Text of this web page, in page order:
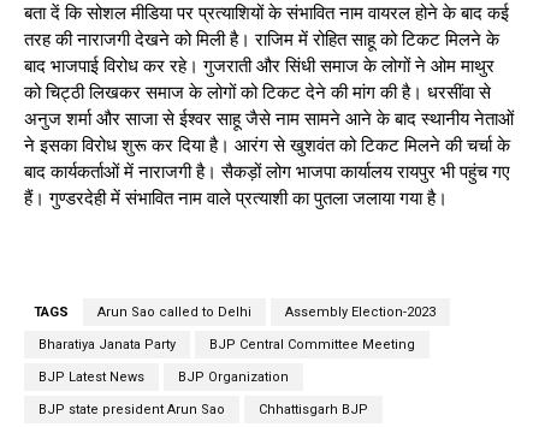
बता दें कि सोशल मीडिया पर प्रत्याशियों के संभावित नाम वायरल होने के बाद कई
तरह की नाराजगी देखने को मिली है। राजिम में रोहित साहू को टिकट मिलने के
बाद भाजपाई विरोध कर रहे। गुजराती और सिंधी समाज के लोगों ने ओम माथुर
को चिट्ठी लिखकर समाज के लोगों को टिकट देने की मांग की है। धरसींवा से
अनुज शर्मा और साजा से ईश्वर साहू जैसे नाम सामने आने के बाद स्थानीय नेताओं
ने इसका विरोध शुरू कर दिया है। आरंग से खुशवंत को टिकट मिलने की चर्चा के
बाद कार्यकर्ताओं में नाराजगी है। सैकड़ों लोग भाजपा कार्यालय रायपुर भी पहुंच गए
हैं। गुण्डरदेही में संभावित नाम वाले प्रत्याशी का पुतला जलाया गया है।
TAGS Arun Sao called to Delhi Assembly Election-2023
Bharatiya Janata Party BJP Central Committee Meeting
BJP Latest News BJP Organization
BJP state president Arun Sao Chhattisgarh BJP